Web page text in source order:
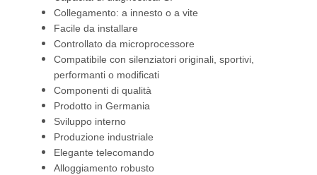
Collegamento: a innesto o a vite
Facile da installare
Controllato da microprocessore
Compatibile con silenziatori originali, sportivi,
performanti o modificati
Componenti di qualità
Prodotto in Germania
Sviluppo interno
Produzione industriale
Elegante telecomando
Alloggiamento robusto